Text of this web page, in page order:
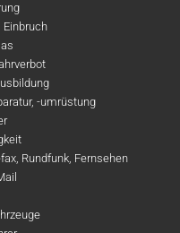
Einbruch
-umrüstung
Rundfunk, Fernsehen